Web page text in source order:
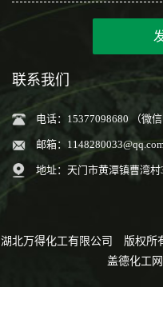
联系我们
电话：15377098680 （微信
邮箱：
地址：天门市黄潭镇曹湾村
湖北万得化工有限公司 版权所
盖德化工网